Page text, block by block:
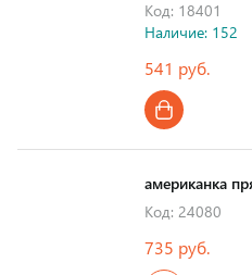
Код: 18401
Наличие: 152
541 руб.
американка
Код: 24080
735 руб.